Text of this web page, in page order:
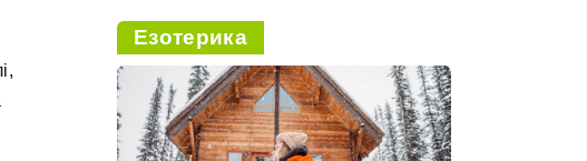
Езотерика